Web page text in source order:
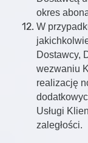
okres
W
Dostawcy,
wezwaniu
realizację
Usługi
zaległości.